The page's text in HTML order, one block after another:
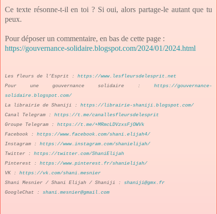
Ce texte résonne-t-il en toi ? Si oui, alors partage-le autant que tu
peux.
Pour déposer un commentaire, en bas de cette page :
https://gouvernance-solidaire.blogspot.com/2024/01/2024.html
Les fleurs de l’Esprit : https://www.lesfleursdelesprit.net
Pour une gouvernance solidaire : https://gouvernance-
solidaire.blogspot.com/
La librairie de Shaniji : https://librairie-shaniji.blogspot.com/
Canal Telegram : https://t.me/canallesfleursdelesprit
Groupe Telegram : https://t.me/+MRmcLDVzxsFjOWVk
Facebook : https://www.facebook.com/shani.elijah4/
Instagram : https://www.instagram.com/shanielijah/
Twitter : https://twitter.com/ShaniElijah
Pinterest : https://www.pinterest.fr/shanielijah/
VK : https://vk.com/shani.mesnier
Shani Mesnier / Shani Elijah / Shaniji : shaniji@gmx.fr
GoogleChat : shani.mesnier@gmail.com